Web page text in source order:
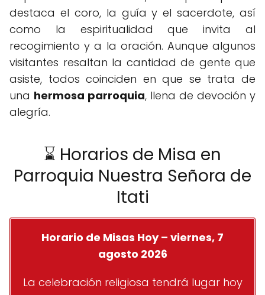
destaca el coro, la guía y el sacerdote, así
como la espiritualidad que invita al
recogimiento y a la oración. Aunque algunos
visitantes resaltan la cantidad de gente que
asiste, todos coinciden en que se trata de
una hermosa parroquia, llena de devoción y
alegría.
⌛ Horarios de Misa en
Parroquia Nuestra Señora de
Itati
Horario de Misas Hoy – viernes, 7
agosto 2026
La celebración religiosa tendrá lugar hoy